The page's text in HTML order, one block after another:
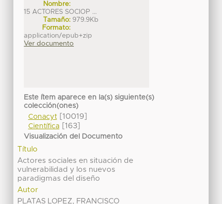
Nombre:
15 ACTORES SOCIOP ...
Tamaño: 979.9Kb
Formato:
application/epub+zip
Ver documento
Este ítem aparece en la(s) siguiente(s)
colección(ones)
Conacyt[10019]
Científica[163]
Visualización del Documento
Título
Actores sociales en situación de
vulnerabilidad y los nuevos
paradigmas del diseño
Autor
PLATAS LOPEZ, FRANCISCO